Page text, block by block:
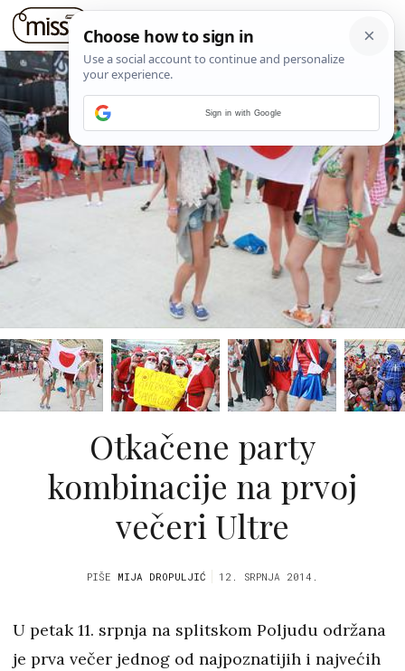
Otkačene party
kombinacije na prvoj
večeri Ultre
PIŠE MIJA DROPULJIĆ 12. SRPNJA 2014.
U petak 11. srpnja na splitskom Poljudu održana
je prva večer jednog od najpoznatijih i najvećih
Sign in with Google